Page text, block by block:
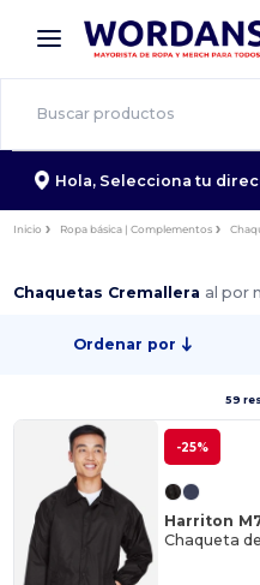
× App de Wordans
¡Mejores precios en app!
Hola, Selecciona tu
Inicio Ropa básica | Complementos
Chaquetas Cremallera al por
Ordenar por
59
-25%
Harriton